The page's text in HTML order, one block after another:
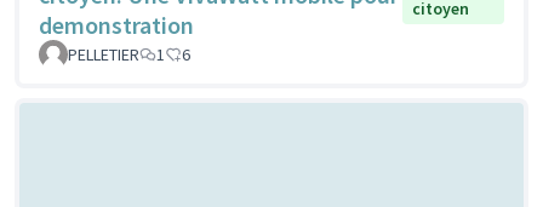
demonstration
citoyen
PELLETIER 1 6